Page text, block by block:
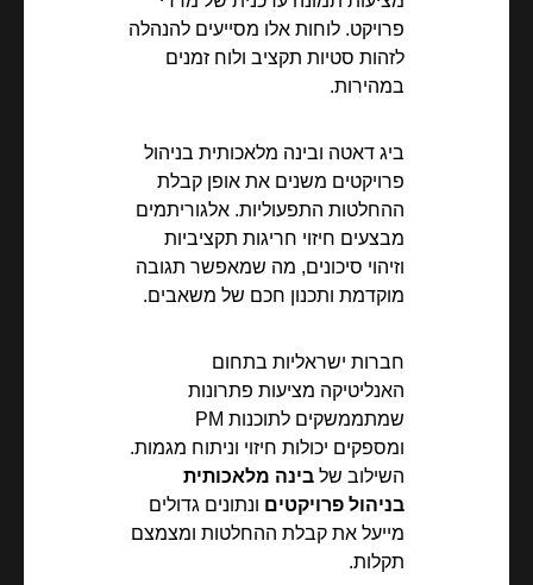
פרויקט. לוחות אלו מסייעים להנהלה
לזהות סטיות תקציב ולוח זמנים
במהירות.
ביג דאטה ובינה מלאכותית בניהול
פרויקטים משנים את אופן קבלת
ההחלטות התפעוליות. אלגוריתמים
מבצעים חיזוי חריגות תקציביות
וזיהוי סיכונים, מה שמאפשר תגובה
מוקדמת ותכנון חכם של משאבים.
חברות ישראליות בתחום
האנליטיקה מציעות פתרונות
שמתממשקים לתוכנות PM
ומספקים יכולות חיזוי וניתוח מגמות.
השילוב של בינה מלאכותית
בניהול פרויקטים ונתונים גדולים
מייעל את קבלת ההחלטות ומצמצם
תקלות.